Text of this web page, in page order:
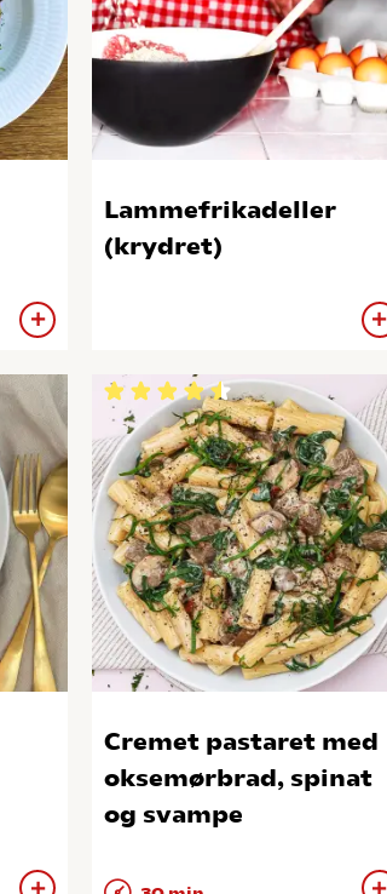
Lammefrikadeller
(krydret)
Cremet pastaret med
oksemørbrad, spinat
og svampe